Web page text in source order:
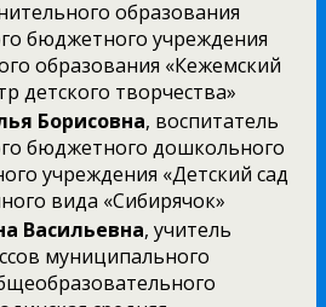
образования
бюджетного учреждения
образования «Кежемский
детского творчества»
Борисовна, воспитатель
бюджетного дошкольного
учреждения «Детский сад
вида «Сибирячок»
Васильевна, учитель
муниципального